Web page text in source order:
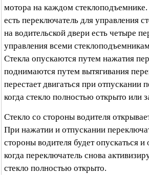
мотора на каждом
есть переключатель для управления
на водительской двери есть четыре
управления всеми
Стекла опускаются путем нажатия
поднимаются путем вытягивания
перестает двигаться при отпускании
когда стекло полностью открыто или
Стекло со стороны водителя
При нажатии и отпускании
стороны водителя будет опускаться и
когда переключатель снова
стекло полностью открыто.